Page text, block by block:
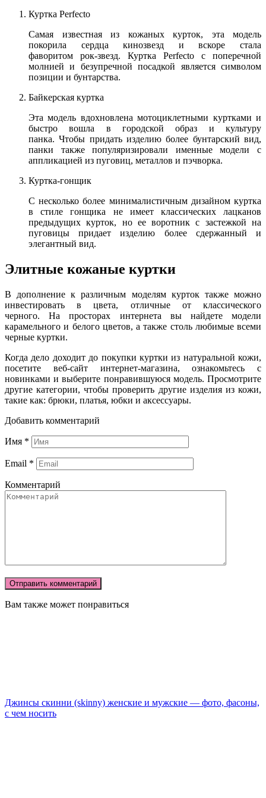
Куртка Perfecto
Самая известная из кожаных курток, эта модель
покорила сердца кинозвезд и вскоре стала
фаворитом рок-звезд. Куртка Perfecto с поперечной
молнией и безупречной посадкой является символом
позиции и бунтарства.
Байкерская куртка
Эта модель вдохновлена мотоциклетными куртками и
быстро вошла в городской образ и культуру
панка. Чтобы придать изделию более бунтарский вид,
панки также популяризировали именные модели с
аппликацией из пуговиц, металлов и пэчворка.
Куртка-гонщик
С несколько более минималистичным дизайном куртка
в стиле гонщика не имеет классических лацканов
предыдущих курток, но ее воротник с застежкой на
пуговицы придает изделию более сдержанный и
элегантный вид.
Элитные кожаные куртки
В дополнение к различным моделям курток также можно
инвестировать в цвета, отличные от классического
черного. На просторах интернета вы найдете модели
карамельного и белого цветов, а также столь любимые всеми
черные куртки.
Когда дело доходит до покупки куртки из натуральной кожи,
посетите веб-сайт интернет-магазина, ознакомьтесь с
новинками и выберите понравившуюся модель. Просмотрите
другие категории, чтобы проверить другие изделия из кожи,
такие как: брюки, платья, юбки и аксессуары.
Добавить комментарий
Имя *
Email *
Комментарий
Вам также может понравиться
Джинсы скинни (skinny) женские и мужские — фото, фасоны,
с чем носить